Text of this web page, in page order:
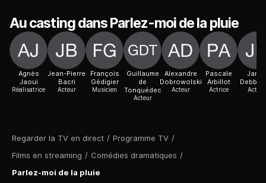
Regarder la TV en direct / Programme TV /
Films en streaming / Comédies dramatiques /
Parlez-moi de la pluie
Au casting dans Parlez-moi de la pluie
Agnès
Jaoui
Réalisatrice
Jean-Pierre
Bacri
Acteur
François
Gédigier
Musicien
Guillaume
de
Tonquédec
Acteur
Alexandre
Dobrowolski
Acteur
Pascale
Arbillot
Actrice
Jamel
Acteur